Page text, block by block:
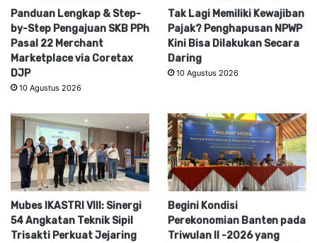
Panduan Lengkap & Step-
by-Step Pengajuan SKB PPh
Pasal 22 Merchant
Marketplace via Coretax
DJP
10 Agustus 2026
Tak Lagi Memiliki Kewajiban
Pajak? Penghapusan NPWP
Kini Bisa Dilakukan Secara
Daring
10 Agustus 2026
Mubes IKASTRI VIII: Sinergi
54 Angkatan Teknik Sipil
Trisakti Perkuat Jejaring
Begini Kondisi
Perekonomian Banten pada
Triwulan II -2026 yang